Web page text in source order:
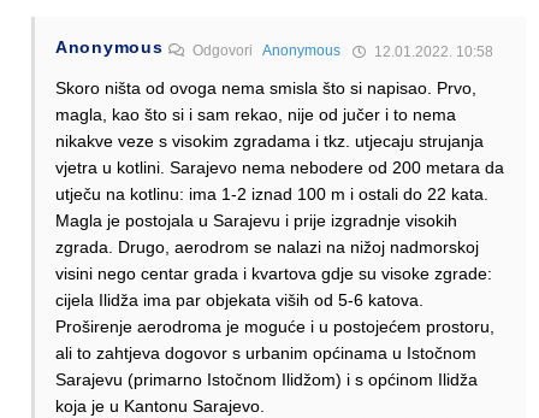
Anonymous OdgovoriAnonymous 12.01.2022. 10:58
Skoro ništa od ovoga nema smisla što si napisao. Prvo,
magla, kao što si i sam rekao, nije od jučer i to nema
nikakve veze s visokim zgradama i tkz. utjecaju strujanja
vjetra u kotlini. Sarajevo nema nebodere od 200 metara da
utječu na kotlinu: ima 1-2 iznad 100 m i ostali do 22 kata.
Magla je postojala u Sarajevu i prije izgradnje visokih
zgrada. Drugo, aerodrom se nalazi na nižoj nadmorskoj
visini nego centar grada i kvartova gdje su visoke zgrade:
cijela Ilidža ima par objekata viših od 5-6 katova.
Proširenje aerodroma je moguće i u postojećem prostoru,
ali to zahtjeva dogovor s urbanim općinama u Istočnom
Sarajevu (primarno Istočnom Ilidžom) i s općinom Ilidža
koja je u Kantonu Sarajevo.